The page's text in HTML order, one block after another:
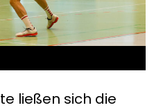
ließen sich die